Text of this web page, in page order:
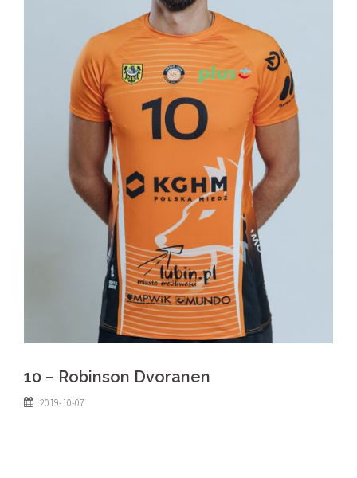
10 – Robinson Dvoranen
2019-10-07